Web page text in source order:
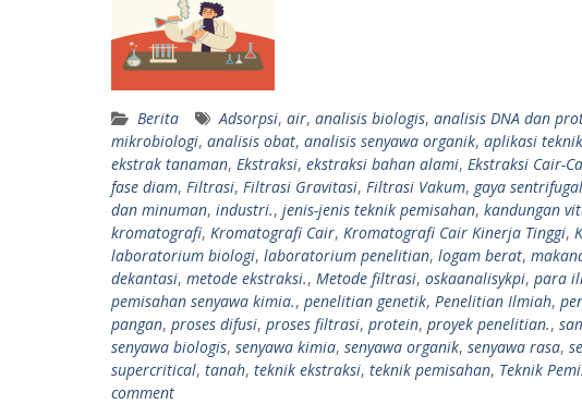
Berita Adsorpsi, air, analisis biologis, analisis DNA dan
mikrobiologi, analisis obat, analisis senyawa organik, aplikasi teknik
ekstrak tanaman, Ekstraksi, ekstraksi bahan alami, Ekstraksi Cair-
fase diam, Filtrasi, Filtrasi Gravitasi, Filtrasi Vakum, gaya sentrifugal
dan minuman, industri., jenis-jenis teknik pemisahan, kandungan
kromatografi, Kromatografi Cair, Kromatografi Cair Kinerja Tinggi,
laboratorium biologi, laboratorium penelitian, logam berat,
dekantasi, metode ekstraksi., Metode filtrasi, oskaanalisykpi, para
pemisahan senyawa kimia., penelitian genetik, Penelitian Ilmiah,
pangan, proses difusi, proses filtrasi, protein, proyek penelitian.,
senyawa biologis, senyawa kimia, senyawa organik, senyawa rasa,
supercritical, tanah, teknik ekstraksi, teknik pemisahan, Teknik
comment